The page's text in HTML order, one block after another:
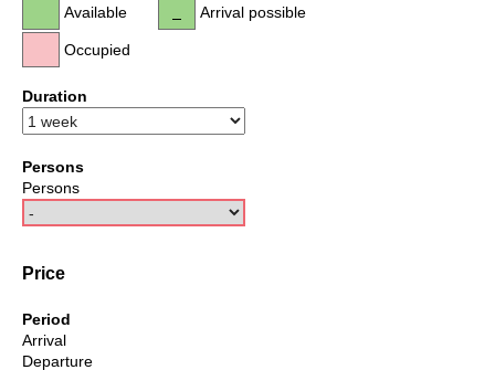
Available
Occupied
Arrival possible
Duration
Persons
Persons
Price
Period
Arrival
Departure